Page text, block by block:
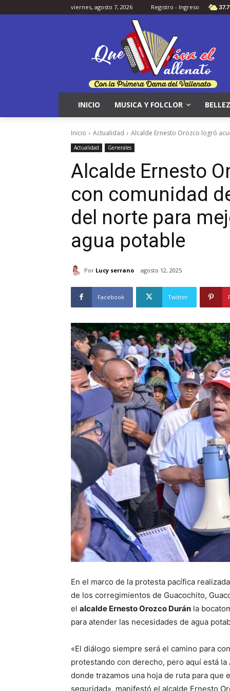
viernes, agosto 7, 2026 Registro - Ingreso 37.7
INICIO MUSICA Y FOLCLOR
Inicio Actualidad Alcalde Ernesto Orozco logró
Actualidad Generales
Alcalde Ernesto
con comunidad
del norte para
agua potable
Por Lucy serrano agosto 12, 2025
Facebook Twitter
En el marco de la protesta pacífica
de los corregimientos de Guacochito,
el alcalde Ernesto Orozco Durán la
para atender las necesidades de agua
«El diálogo siempre será el camino para
protestando con derecho, pero aquí está
donde trazamos una hoja de ruta para
seguridad», manifestó el alcalde Ernesto